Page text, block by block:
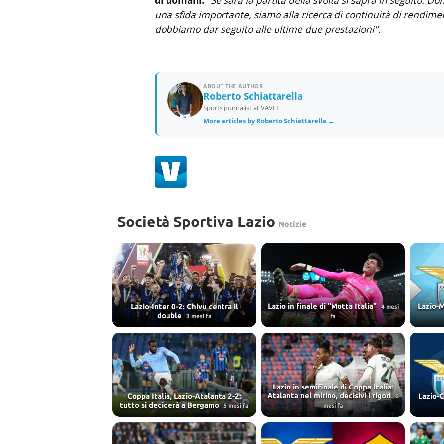
una sfida importante, siamo alla ricerca di continuità di
dobbiamo dar seguito alle ultime due prestazioni".
ABOUT THE AUTHOR
Roberto Schiattarella
Sports journalist at VAVEL
More articles by Roberto Schiattarella →
Società Sportiva Lazio Notizie
Lazio-Inter 0-2: Chivu centra il
double 3 mesi fa
Lazio in finale di "Motta Italia" 4 mesi
fa
Lazio-
Coppa Italia, Lazio-Atalanta 2-2:
tutto si deciderà a Bergamo 5 mesi fa
Lazio in semifinale di Coppa Italia:
Atalanta nel mirino, decisivi i rigori
6
mesi fa
Lazio-